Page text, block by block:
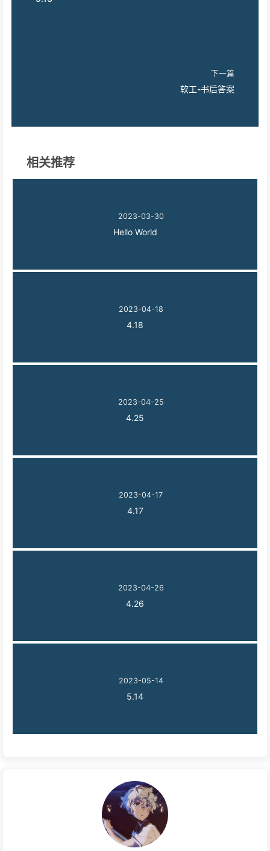
下一篇
软工-书后答案
相关推荐
2023-03-30
Hello World
2023-04-18
4.18
2023-04-25
4.25
2023-04-17
4.17
2023-04-26
4.26
2023-05-14
5.14